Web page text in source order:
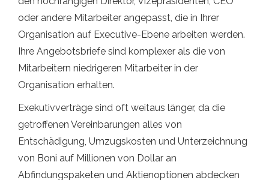
oder andere Mitarbeiter angepasst, die in Ihrer
Organisation auf Executive-Ebene arbeiten werden.
Ihre Angebotsbriefe sind komplexer als die von
Mitarbeitern niedrigeren Mitarbeiter in der
Organisation erhalten.
Exekutivverträge sind oft weitaus länger, da die
getroffenen Vereinbarungen alles von
Entschädigung, Umzugskosten und Unterzeichnung
von Boni auf Millionen von Dollar an
Abfindungspaketen und Aktienoptionen abdecken